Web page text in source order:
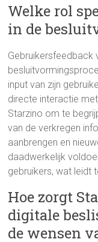
Welke rol
in de
Gebruikersfeedback
input van zijn
directe interactie
Starzino om te
van de verkregen
aanbrengen en
daadwerkelijk
gebruikers, wat leidt
Hoe zorgt
digitale
de wensen